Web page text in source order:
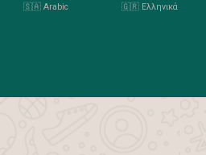
🇸🇦 Arabic 🇬🇷 Ελληνικά